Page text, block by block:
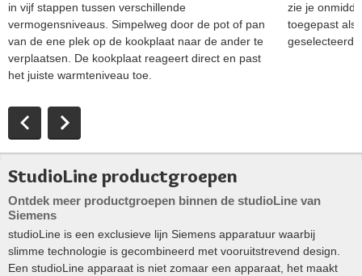
in vijf stappen tussen verschillende
vermogensniveaus. Simpelweg door de pot of pan
van de ene plek op de kookplaat naar de ander te
verplaatsen. De kookplaat reageert direct en past
het juiste warmteniveau toe.
zie je
toegepast als
geselecteerd.
StudioLine productgroepen
Ontdek meer productgroepen binnen de studioLine van
Siemens
studioLine is een exclusieve lijn Siemens apparatuur waarbij
slimme technologie is gecombineerd met vooruitstrevend design.
Een studioLine apparaat is niet zomaar een apparaat, het maakt